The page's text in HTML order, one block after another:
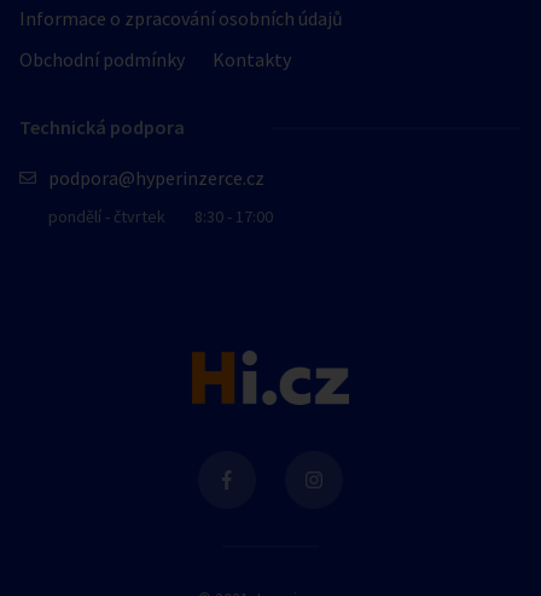
Informace o zpracování osobních údajů
Obchodní podmínky
Kontakty
Technická podpora
podpora@hyperinzerce.cz
pondělí - čtvrtek 8:30 - 17:00